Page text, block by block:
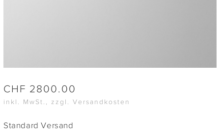
CHF 2800.00
inkl. MwSt., zzgl. Versandkosten
Standard Versand